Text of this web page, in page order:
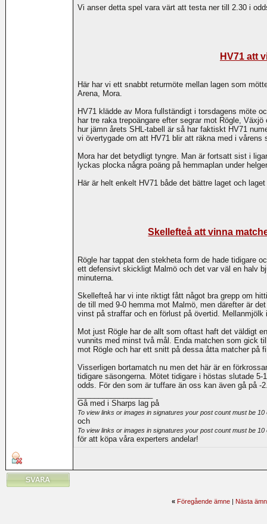
Vi anser detta spel vara värt att testa ner till 2.30 i
HV71 att
Här har vi ett snabbt returmöte mellan lagen som
Arena, Mora.
HV71 klädde av Mora fullständigt i torsdagens möte
har tre raka trepoängare efter segrar mot Rögle,
hur jämn årets SHL-tabell är så har faktiskt HV71
vi övertygade om att HV71 blir att räkna med i vårens
Mora har det betydligt tyngre. Man är fortsatt sist i
lyckas plocka några poäng på hemmaplan under
Här är helt enkelt HV71 både det bättre laget och
Skellefteå att vinna
Rögle har tappat den stekheta form de hade tidigare
ett defensivt skickligt Malmö och det var väl en halv
minuterna.
Skellefteå har vi inte riktigt fått något bra grepp om
de till med 9-0 hemma mot Malmö, men därefter är
vinst på straffar och en förlust på övertid.
Mot just Rögle har de allt som oftast haft det väldigt
vunnits med minst två mål. Enda matchen som gick
mot Rögle och har ett snitt på dessa åtta matcher på
Visserligen bortamatch nu men det här är en
tidigare säsongerna. Mötet tidigare i höstas slutade
odds. För den som är tuffare än oss kan även gå på -
Gå med i Sharps lag på
To view links or images in signatures your post count must be
och
To view links or images in signatures your post count must be
för att köpa våra experters andelar!
« Föregående ämne| Nästa